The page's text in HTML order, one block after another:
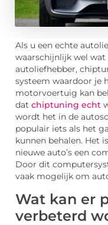
Als u een echte
waarschijnlijk wel
autoliefhebber,
systeem waardoor je
motorvoertuig kan
dat chiptuning echt
wordt het in de
populair iets als het
kunnen behalen. Het
nieuwe auto’s een
Door dit
vaak mogelijk om
Wat kan er
verbeterd